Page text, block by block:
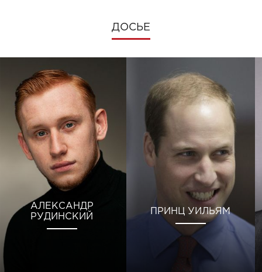
ДОСЬЕ
АЛЕКСАНДР
РУДИНСКИЙ
ПРИНЦ УИЛЬЯМ